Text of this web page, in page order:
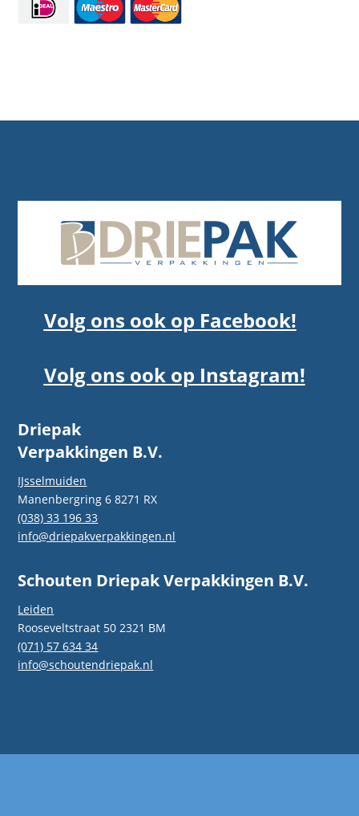
Volg ons ook op Facebook!
Volg ons ook op Instagram!
Driepak
Verpakkingen B.V.
IJsselmuiden
Manenbergring 6 8271 RX
(038) 33 196 33
info@driepakverpakkingen.nl
Schouten Driepak Verpakkingen B.V.
Leiden
Rooseveltstraat 50 2321 BM
(071) 57 634 34
info@schoutendriepak.nl